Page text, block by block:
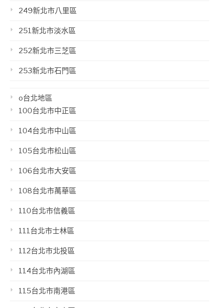
249新北市八里區
251新北市淡水區
252新北市三芝區
253新北市石門區
o台北地區
100台北市中正區
104台北市中山區
105台北市松山區
106台北市大安區
108台北市萬華區
110台北市信義區
111台北市士林區
112台北市北投區
114台北市內湖區
115台北市南港區